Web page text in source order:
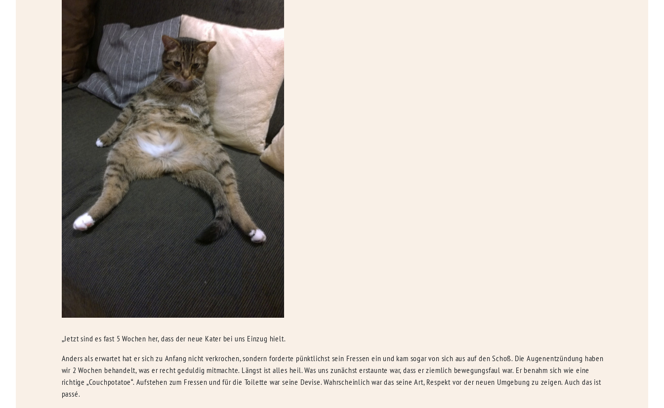
„Jetzt sind es fast 5 Wochen her, dass der neue Kater bei uns Einzug hielt.
Anders als erwartet hat er sich zu Anfang nicht verkrochen, sondern forderte pünktlichst sein Fressen ein und kam sogar von sich aus auf den Schoß. Die Augenentzündung haben
wir 2 Wochen behandelt, was er recht geduldig mitmachte. Längst ist alles heil. Was uns zunächst erstaunte war, dass er ziemlich bewegungsfaul war. Er benahm sich wie eine
richtige „Couchpotatoe“. Aufstehen zum Fressen und für die Toilette war seine Devise. Wahrscheinlich war das seine Art, Respekt vor der neuen Umgebung zu zeigen. Auch das ist
passé.